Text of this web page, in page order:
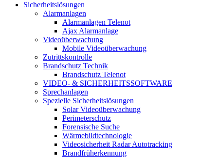
Sicherheitslösungen
Alarmanlagen
Alarmanlagen Telenot
Ajax Alarmanlage
Videoüberwachung
Mobile Videoüberwachung
Zutrittskontrolle
Brandschutz Technik
Brandschutz Telenot
VIDEO- & SICHERHEITSSOFTWARE
Sprechanlagen
Spezielle Sicherheitslösungen
Solar Videoüberwachung
Perimeterschutz
Forensische Suche
Wärmebildtechnologie
Videosicherheit Radar Autotracking​
Brandfrüherkennung